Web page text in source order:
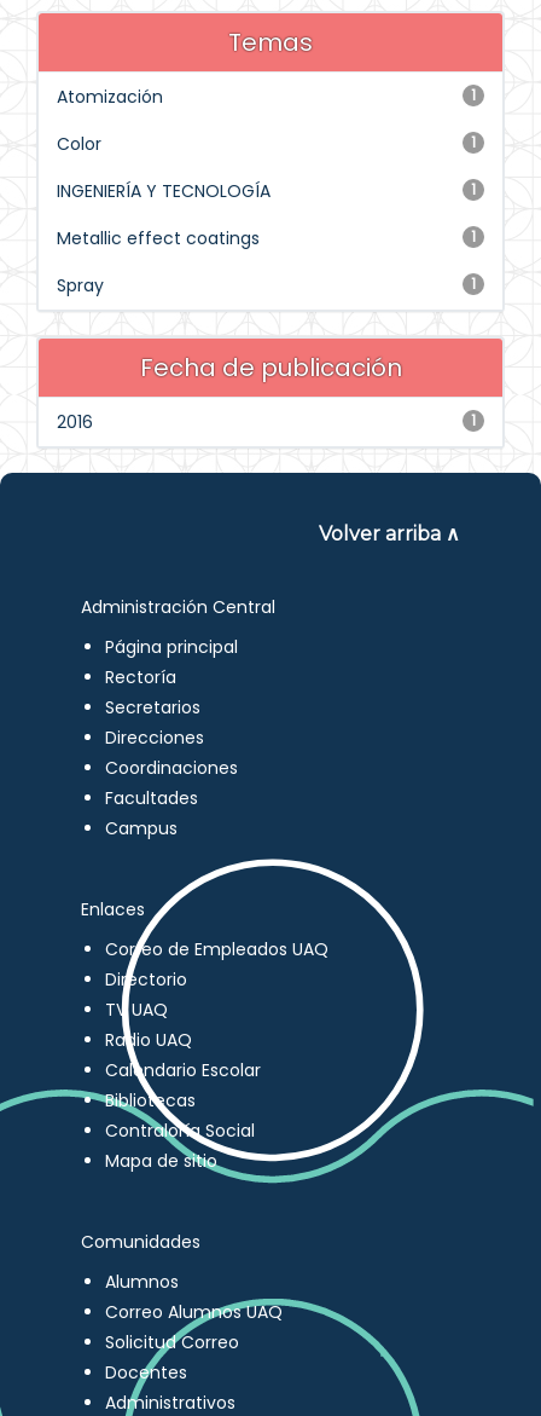
Temas
1
Atomización
1
Color
1
INGENIERÍA Y TECNOLOGÍA
1
Metallic effect coatings
1
Spray
Fecha de publicación
1
2016
Volver arriba ∧
Administración Central
Página principal
Rectoría
Secretarios
Direcciones
Coordinaciones
Facultades
Campus
Enlaces
Correo de Empleados UAQ
Directorio
TV UAQ
Radio UAQ
Calendario Escolar
Bibliotecas
Contraloría Social
Mapa de sitio
Comunidades
Alumnos
Correo Alumnos UAQ
Solicitud Correo
Docentes
Administrativos